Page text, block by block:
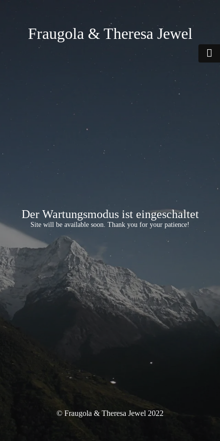
Fraugola & Theresa Jewel
Der Wartungsmodus ist eingeschaltet
Site will be available soon. Thank you for your patience!
© Fraugola & Theresa Jewel 2022